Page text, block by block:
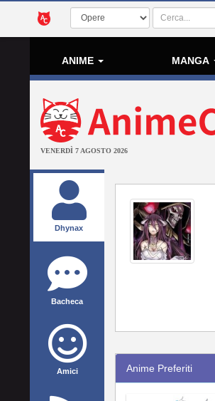
ANIME MANGA
VENERDÌ 7 AGOSTO 2026
Dhynax
Bacheca
Amici Anime Preferiti